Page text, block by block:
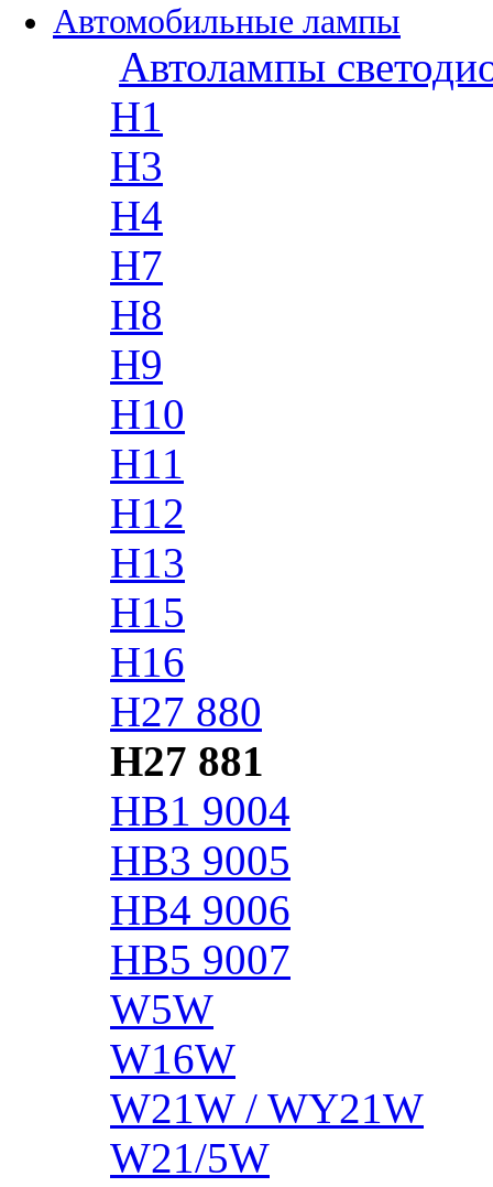
Автомобильные лампы
Автолампы
H1
H3
H4
H7
H8
H9
H10
H11
H12
H13
H15
H16
H27 880
H27 881
HB1 9004
HB3 9005
HB4 9006
HB5 9007
W5W
W16W
W21W / WY21W
W21/5W